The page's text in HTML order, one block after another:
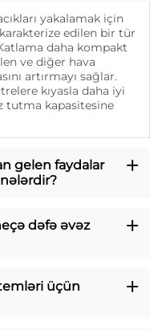
yakalamak için
edilen bir tür
daha kompakt
ve diğer hava
artırmayı sağlar.
kıyasla daha iyi
tutma kapasitesine
gelen faydalar
dəfə əvəz
üçün